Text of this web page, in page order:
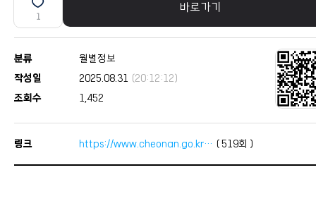
1
바로가기
분류
월별정보
작성일
2025.08.31
(20:12:12)
조회수
1,452
링크 https://www.cheonan.go.kr… (519회 )